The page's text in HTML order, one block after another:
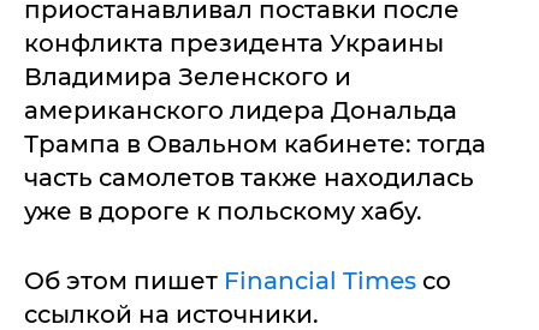
приостанавливал поставки после
конфликта президента Украины
Владимира Зеленского и
американского лидера Дональда
Трампа в Овальном кабинете: тогда
часть самолетов также находилась
уже в дороге к польскому хабу.
Об этом пишет Financial Times со
ссылкой на источники.